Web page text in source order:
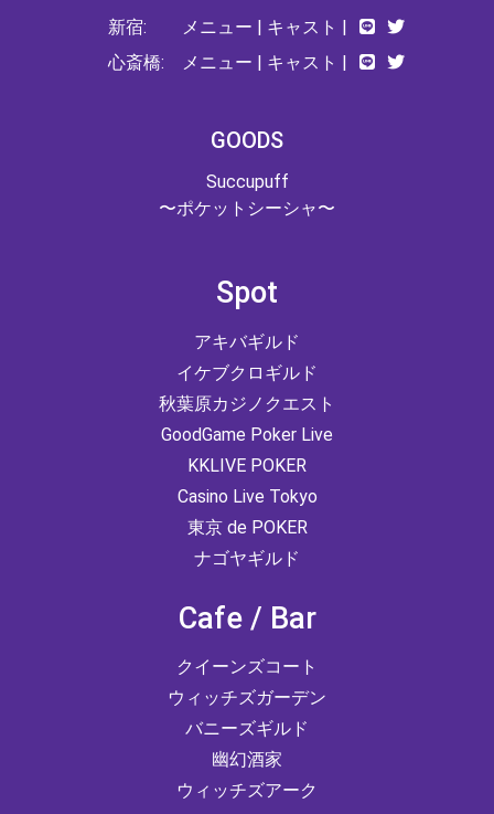
新宿:
心斎橋:
メニュー | キャスト |
メニュー | キャスト |
GOODS
Succupuff
〜ポケットシーシャ〜
Spot
アキバギルド
イケブクロギルド
秋葉原カジノクエスト
GoodGame Poker Live
KKLIVE POKER
Casino Live Tokyo
東京 de POKER
ナゴヤギルド
Cafe / Bar
クイーンズコート
ウィッチズガーデン
バニーズギルド
幽幻酒家
ウィッチズアーク